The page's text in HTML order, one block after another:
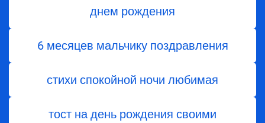
днем ​​рождения
6 месяцев мальчику поздравления
стихи спокойной ночи любимая
тост на день рождения своими